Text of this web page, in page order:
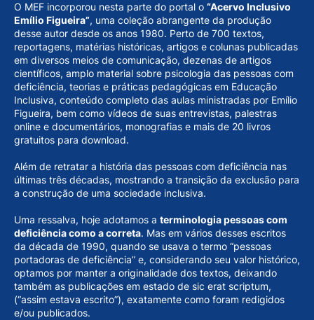
O MEF incorporou nesta parte do portal o “Acervo Inclusivo
Emílio Figueira”, uma coleção abrangente da produção
desse autor desde os anos 1980. Perto de 700 textos,
reportagens, matérias históricas, artigos e colunas publicadas
em diversos meios de comunicação, dezenas de artigos
científicos, amplo material sobre psicologia das pessoas com
deficiência, teorias e práticas pedagógicas em Educação
Inclusiva, conteúdo completo das aulas ministradas por Emílio
Figueira, bem como vídeos de suas entrevistas, palestras
online e documentários, monografias e mais de 20 livros
gratuitos para download.
Além de retratar a história das pessoas com deficiência nas
últimas três décadas, mostrando a transição da exclusão para
a construção de uma sociedade inclusiva.
Uma ressalva, hoje adotamos a terminologia pessoas com
deficiência como a correta. Mas em vários desses escritos
da década de 1990, quando se usava o termo “pessoas
portadoras de deficiência” e, considerando seu valor histórico,
optamos por manter a originalidade dos textos, deixando
também as publicações em estado de sic erat scriptum,
(“assim estava escrito”), exatamente como foram redigidos
e/ou publicados.